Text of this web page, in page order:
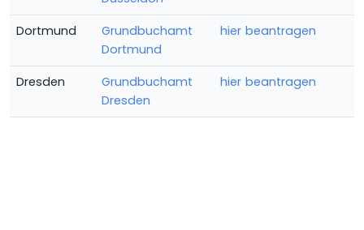
Dortmund
Grundbuchamt
Dortmund
hier beantragen
Dresden
Grundbuchamt
Dresden
hier beantragen